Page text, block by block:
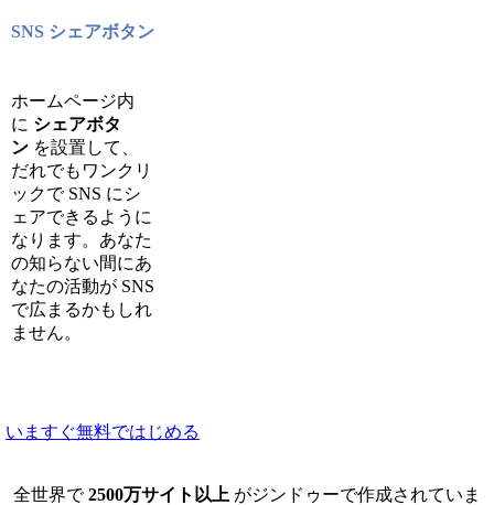
SNS シェアボタン
ホームページ内
に シェアボタ
ン を設置して、
だれでもワンクリ
ックで SNS にシ
ェアできるように
なります。あなた
の知らない間にあ
なたの活動が SNS
で広まるかもしれ
ません。
いますぐ無料ではじめる
全世界で2500万サイト以上 がジンドゥーで作成されていま